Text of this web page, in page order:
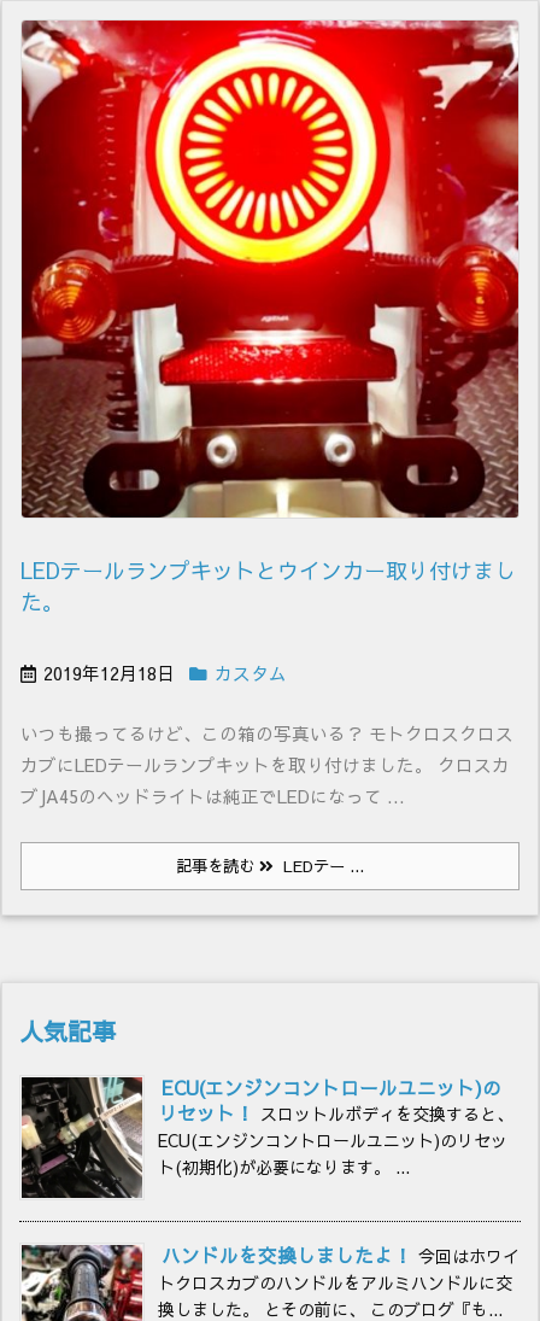
LEDテールランプキットとウインカー取り付けまし
た。
2019年12月18日 カスタム
いつも撮ってるけど、この箱の写真いる？ モトクロスクロス
カブにLEDテールランプキットを取り付けました。 クロスカ
ブJA45のヘッドライトは純正でLEDになって ...
記事を読む LEDテー ...
人気記事
ECU(エンジンコントロールユニット)の
リセット！ スロットルボディを交換すると、
ECU(エンジンコントロールユニット)のリセッ
ト(初期化)が必要になります。 ...
ハンドルを交換しましたよ！ 今回はホワイ
トクロスカブのハンドルをアルミハンドルに交
換しました。 とその前に、 このブログ『も...